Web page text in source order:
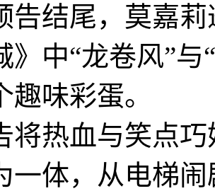
告结尾，莫嘉
》中“龙卷风”
趣味彩蛋。
将热血与笑点
一体，从电梯